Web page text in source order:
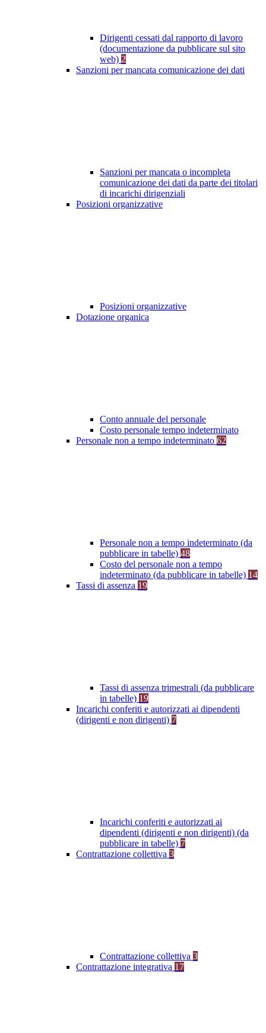
Dirigenti cessati dal rapporto di lavoro
(documentazione da pubblicare sul sito
web) 2
Sanzioni per mancata comunicazione dei dati
Sanzioni per mancata o incompleta
comunicazione dei dati da parte dei titolari
di incarichi dirigenziali
Posizioni organizzative
Posizioni organizzative
Dotazione organica
Conto annuale del personale
Costo personale tempo indeterminato
Personale non a tempo indeterminato 62
Personale non a tempo indeterminato (da
pubblicare in tabelle) 48
Costo del personale non a tempo
indeterminato (da pubblicare in tabelle) 14
Tassi di assenza 19
Tassi di assenza trimestrali (da pubblicare
in tabelle) 19
Incarichi conferiti e autorizzati ai dipendenti
(dirigenti e non dirigenti) 7
Incarichi conferiti e autorizzati ai
dipendenti (dirigenti e non dirigenti) (da
pubblicare in tabelle) 7
Contrattazione collettiva 3
Contrattazione collettiva 3
Contrattazione integrativa 17